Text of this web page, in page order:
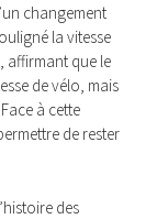
changement
la vitesse
affirmant que le
de vélo, mais
à cette
de rester
des